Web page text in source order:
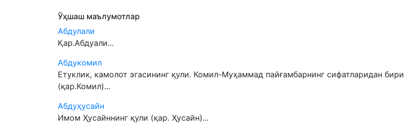
Ўҳшаш маълумотлар
Абдулали
Қар.Абдуали...
Абдукомил
Етуклик, камолот эгасининг қули. Комил-Муҳаммад пайғамбарнинг сифатларидан бири
(қар.Комил)...
Абдуҳусайн
Имом Ҳусайннинг қули (қар. Ҳусайн)...